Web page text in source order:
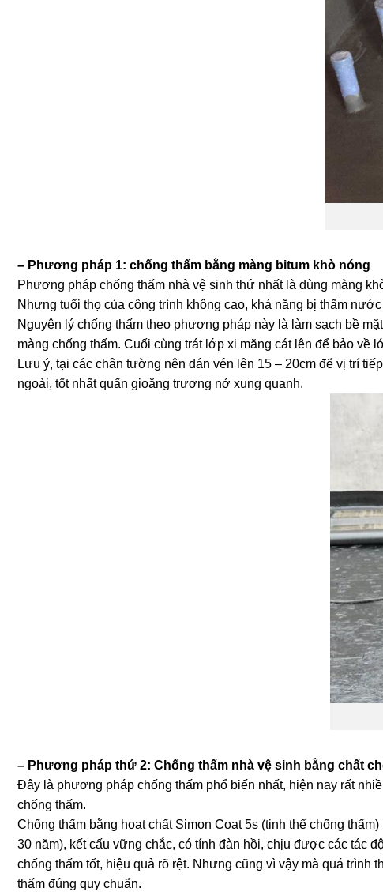
– Phương pháp 1: chống thấm bằng màng bitum khò nóng
Phương pháp chống thấm nhà vệ sinh thứ nhất là dùng màng
Nhưng tuổi thọ của công trình không cao, khả năng bị thấm
Nguyên lý chống thấm theo phương pháp này là làm sạch bề
màng chống thấm. Cuối cùng trát lớp xi măng cát lên để bảo về
Lưu ý, tại các chân tường nên dán vén lên 15 – 20cm để vị trí
ngoài, tốt nhất quấn gioăng trương nở xung quanh.
– Phương pháp thứ 2: Chống thấm nhà vệ sinh bằng chất
Đây là phương pháp chống thấm phổ biến nhất, hiện nay rất
chống thấm.
Chống thấm bằng hoạt chất Simon Coat 5s (tinh thể chống
30 năm), kết cấu vững chắc, có tính đàn hồi, chịu được các tác
chống thấm tốt, hiệu quả rõ rệt. Nhưng cũng vì vậy mà quá
thấm đúng quy chuẩn.